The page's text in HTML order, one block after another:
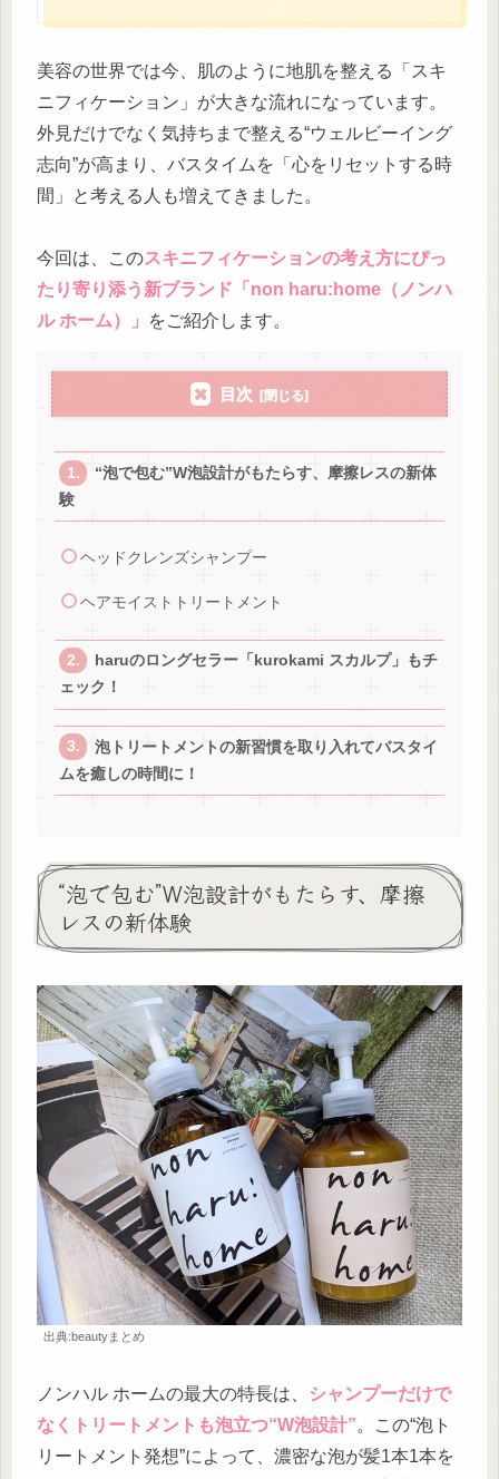
美容の世界では今、肌のように地肌を整える「スキ
ニフィケーション」が大きな流れになっています。
外見だけでなく気持ちまで整える“ウェルビーイング
志向”が高まり、バスタイムを「心をリセットする時
間」と考える人も増えてきました。
今回は、このスキニフィケーションの考え方にぴっ
たり寄り添う新ブランド「non haru:home（ノンハ
ル ホーム）」
をご紹介します。
目次
“泡で包む”W泡設計がもたらす、摩擦レスの新体
験
ヘッドクレンズシャンプー
ヘアモイストトリートメント
haruのロングセラー「kurokami スカルプ」もチ
ェック！
泡トリートメントの新習慣を取り入れてバスタイ
ムを癒しの時間に！
“泡で包む”W泡設計がもたらす、摩擦
レスの新体験
出典:beautyまとめ
ノンハル ホームの最大の特長は、
シャンプーだけで
なくトリートメントも泡立つ“W泡設計”。この“泡ト
リートメント発想”によって、濃密な泡が髪1本1本を